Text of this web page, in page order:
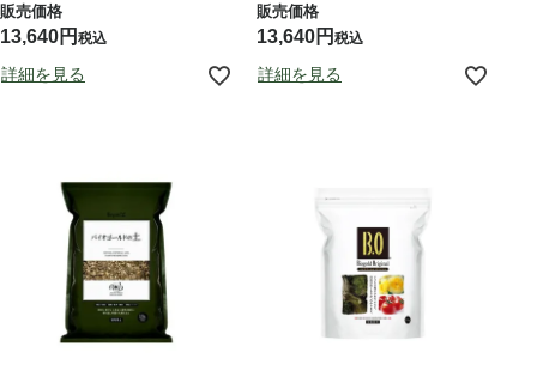
13,640 税込
詳細を見る
13,640 税込
詳細を見る